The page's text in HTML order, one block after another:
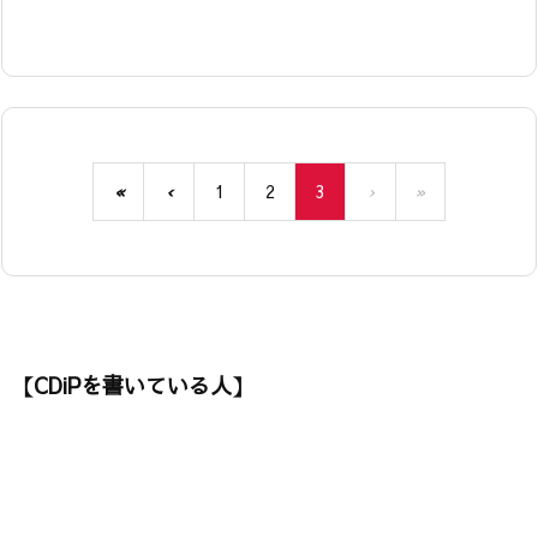
« ‹ 1 2 3 › »
【CDiPを書いている人】